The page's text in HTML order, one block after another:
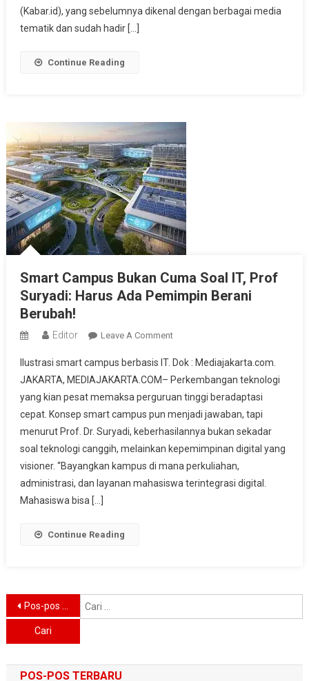
Untuk
(Kabar.id), yang sebelumnya dikenal dengan berbagai media
tematik dan sudah hadir […]
Continue Reading
Smart Campus Bukan Cuma Soal IT, Prof
Suryadi: Harus Ada Pemimpin Berani
Berubah!
Editor Leave A CommentOn
Campus
Bukan
Cuma
Soal
IT,
Prof
Suryadi:
Ilustrasi smart campus berbasis IT. Dok : Mediajakarta.com.
JAKARTA, MEDIAJAKARTA.COM– Perkembangan teknologi
yang kian pesat memaksa perguruan tinggi beradaptasi
cepat. Konsep smart campus pun menjadi jawaban, tapi
menurut Prof. Dr. Suryadi, keberhasilannya bukan sekadar
soal teknologi canggih, melainkan kepemimpinan digital yang
visioner. “Bayangkan kampus di mana perkuliahan,
administrasi, dan layanan mahasiswa terintegrasi digital.
Mahasiswa bisa […]
Continue Reading
Navigasi
pos
Pos-pos lama
POS-POS TERBARU